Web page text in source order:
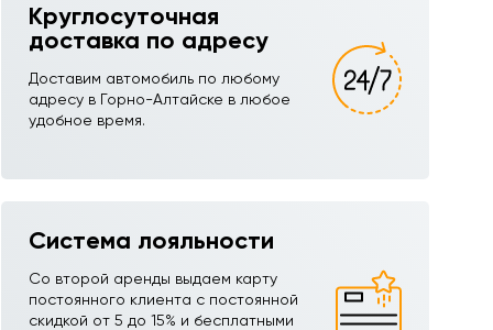
Круглосуточная
доставка по адресу
Доставим автомобиль по любому
адресу в Горно-Алтайске в любое
удобное время.
Система лояльности
Со второй аренды выдаем карту
постоянного клиента с постоянной
скидкой от 5 до 15% и бесплатными